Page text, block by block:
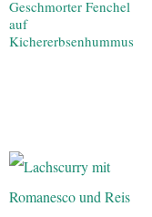
Geschmorter Fenchel
auf
Kichererbsenhummus